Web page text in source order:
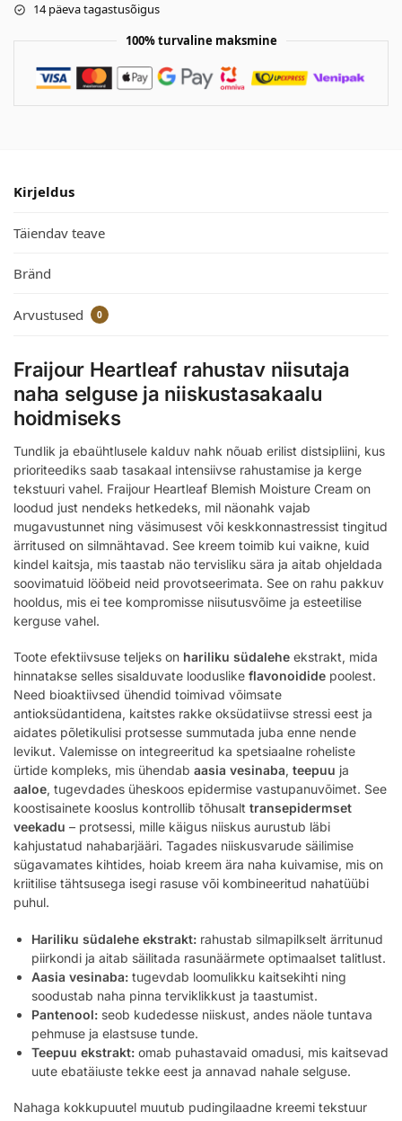
14 päeva tagastusõigus
100% turvaline maksmine
Kirjeldus
Täiendav teave
Bränd
Arvustused 0
Fraijour Heartleaf rahustav niisutaja
naha selguse ja niiskustasakaalu
hoidmiseks
Tundlik ja ebaühtlusele kalduv nahk nõuab erilist distsipliini, kus
prioriteediks saab tasakaal intensiivse rahustamise ja kerge
tekstuuri vahel. Fraijour Heartleaf Blemish Moisture Cream on
loodud just nendeks hetkedeks, mil näonahk vajab
mugavustunnet ning väsimusest või keskkonnastressist tingitud
ärritused on silmnähtavad. See kreem toimib kui vaikne, kuid
kindel kaitsja, mis taastab näo tervisliku sära ja aitab ohjeldada
soovimatuid lööbeid neid provotseerimata. See on rahu pakkuv
hooldus, mis ei tee kompromisse niisutusvõime ja esteetilise
kerguse vahel.
Toote efektiivsuse teljeks on hariliku südalehe ekstrakt, mida
hinnatakse selles sisalduvate looduslike flavonoidide poolest.
Need bioaktiivsed ühendid toimivad võimsate
antioksüdantidena, kaitstes rakke oksüdatiivse stressi eest ja
aidates põletikulisi protsesse summutada juba enne nende
levikut. Valemisse on integreeritud ka spetsiaalne roheliste
ürtide kompleks, mis ühendab aasia vesinaba, teepuu ja
aaloe, tugevdades üheskoos epidermise vastupanuvõimet. See
koostisainete kooslus kontrollib tõhusalt transepidermset
veekadu – protsessi, mille käigus niiskus aurustub läbi
kahjustatud nahabarjääri. Tagades niiskusvarude säilimise
sügavamates kihtides, hoiab kreem ära naha kuivamise, mis on
kriitilise tähtsusega isegi rasuse või kombineeritud nahatüübi
puhul.
Hariliku südalehe ekstrakt: rahustab silmapilkselt ärritunud
piirkondi ja aitab säilitada rasunäärmete optimaalset talitlust.
Aasia vesinaba: tugevdab loomulikku kaitsekihti ning
soodustab naha pinna terviklikkust ja taastumist.
Pantenool: seob kudedesse niiskust, andes näole tuntava
pehmuse ja elastsuse tunde.
Teepuu ekstrakt: omab puhastavaid omadusi, mis kaitsevad
uute ebatäiuste tekke eest ja annavad nahale selguse.
Nahaga kokkupuutel muutub pudingilaadne kreemi tekstuur